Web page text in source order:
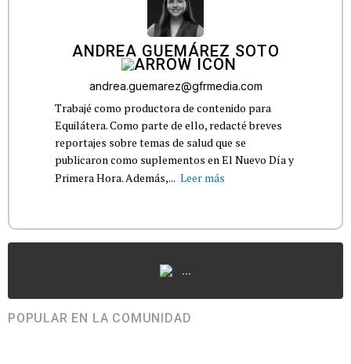
ANDREA GUEMÁREZ SOTO
andrea.guemarez@gfrmedia.com
Trabajé como productora de contenido para
Equilátera. Como parte de ello, redacté breves
reportajes sobre temas de salud que se
publicaron como suplementos en El Nuevo Día y
Primera Hora. Además,... Leer más
...
POPULAR EN LA COMUNIDAD